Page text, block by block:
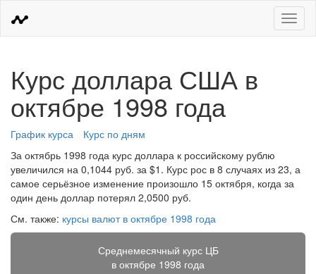
Меню
Курс доллара США в
октябре 1998 года
График курса
Курс по дням
За октябрь 1998 года курс доллара к российскому рублю
увеличился на 0,1044 руб. за $1. Курс рос в 8 случаях из 23, а
самое серьёзное изменение произошло 15 октября, когда за
один день доллар потерял 2,0500 руб.
См. также: курсы валют в октябре 1998 года
Среднемесячный курс ЦБ
в октябре 1998 года